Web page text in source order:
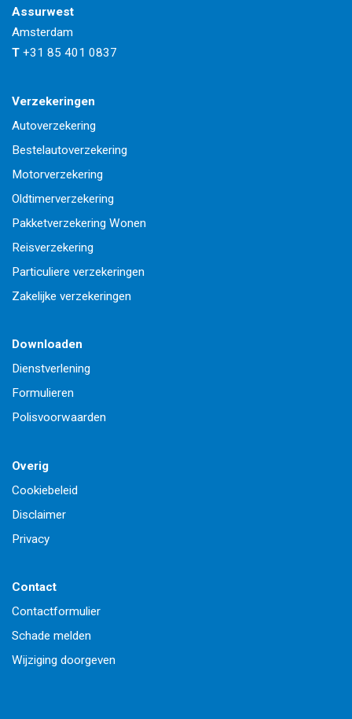
Assurwest
Amsterdam
T +31 85 401 0837
Verzekeringen
Autoverzekering
Bestelautoverzekering
Motorverzekering
Oldtimerverzekering
Pakketverzekering Wonen
Reisverzekering
Particuliere verzekeringen
Zakelijke verzekeringen
Downloaden
Dienstverlening
Formulieren
Polisvoorwaarden
Overig
Cookiebeleid
Disclaimer
Privacy
Contact
Contactformulier
Schade melden
Wijziging doorgeven